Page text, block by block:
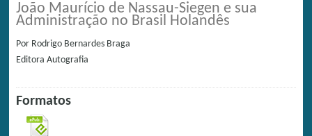
João Maurício de Nassau-Siegen e sua
Administração no Brasil Holandês
Por Rodrigo Bernardes Braga
Editora Autografia
Formatos